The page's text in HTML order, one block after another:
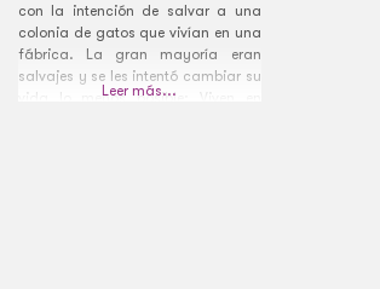
con la intención de salvar a una
colonia de gatos que vivían en una
fábrica. La gran mayoría eran
salvajes y se les intentó cambiar su
vida lo menos posible: Viven en
Leer más...